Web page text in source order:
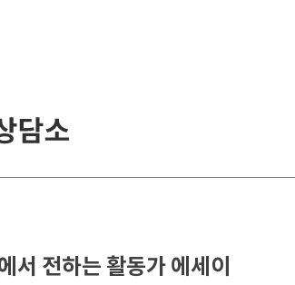
서 전하는 활동가 에세이